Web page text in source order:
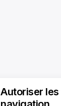
Autoriser